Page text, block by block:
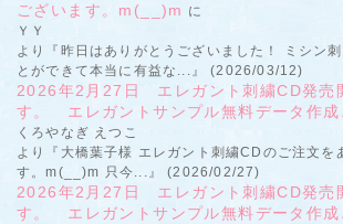
ございます。m(__)m に
ＹＹ
より『昨日はありがとうございました！ ミシン
とができて本当に有益な...』 (2026/03/12)
2026年2月27日 エレガント刺繍CD発売
す。 エレガントサンプル無料データ作成
くろやなぎ えつこ
より『大橋葉子様 エレガント刺繍CDのご注文を
す。m(__)m 只今...』 (2026/02/27)
2026年2月27日 エレガント刺繍CD発売
す。 エレガントサンプル無料データ作成